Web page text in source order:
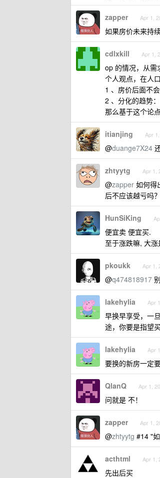
zapper Apr 1,
如果房价未来持
cdlxkill Apr 1,
op 的情况，从需
个人观点，在人
1 、房价后面不
2 、分化的趋势
那么基于这个论
itianjing Apr
@duange7X24
zhtyytg Apr 1,
@zapper 如何得
后不应该越亏吗？
HunSiKing
便宜卖 便宜买.
至于涨跌嘛, 大
pkoukk Apr 1,
@q474818917
lakehylia Apr
早换早享受，一
途，你要是指望
lakehylia Apr
要换的新房一定
QlanQ Apr 1,
问就是 不！
zapper Apr 1,
@zhtyytg #14 "
acthtml Apr 1,
先出后买